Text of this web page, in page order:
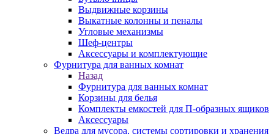
Выдвижные корзины
Выкатные колонны и пеналы
Угловые механизмы
Шеф-центры
Аксессуары и комплектующие
Фурнитура для ванных комнат
Назад
Фурнитура для ванных комнат
Корзины для белья
Комплекты емкостей для П-образных ящиков
Аксессуары
Ведра для мусора, системы сортировки и хранения